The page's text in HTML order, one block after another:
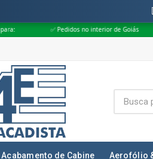
✅ Pedidos no interior de Goiás ✅
Acabamento de Cabine Aerofólio